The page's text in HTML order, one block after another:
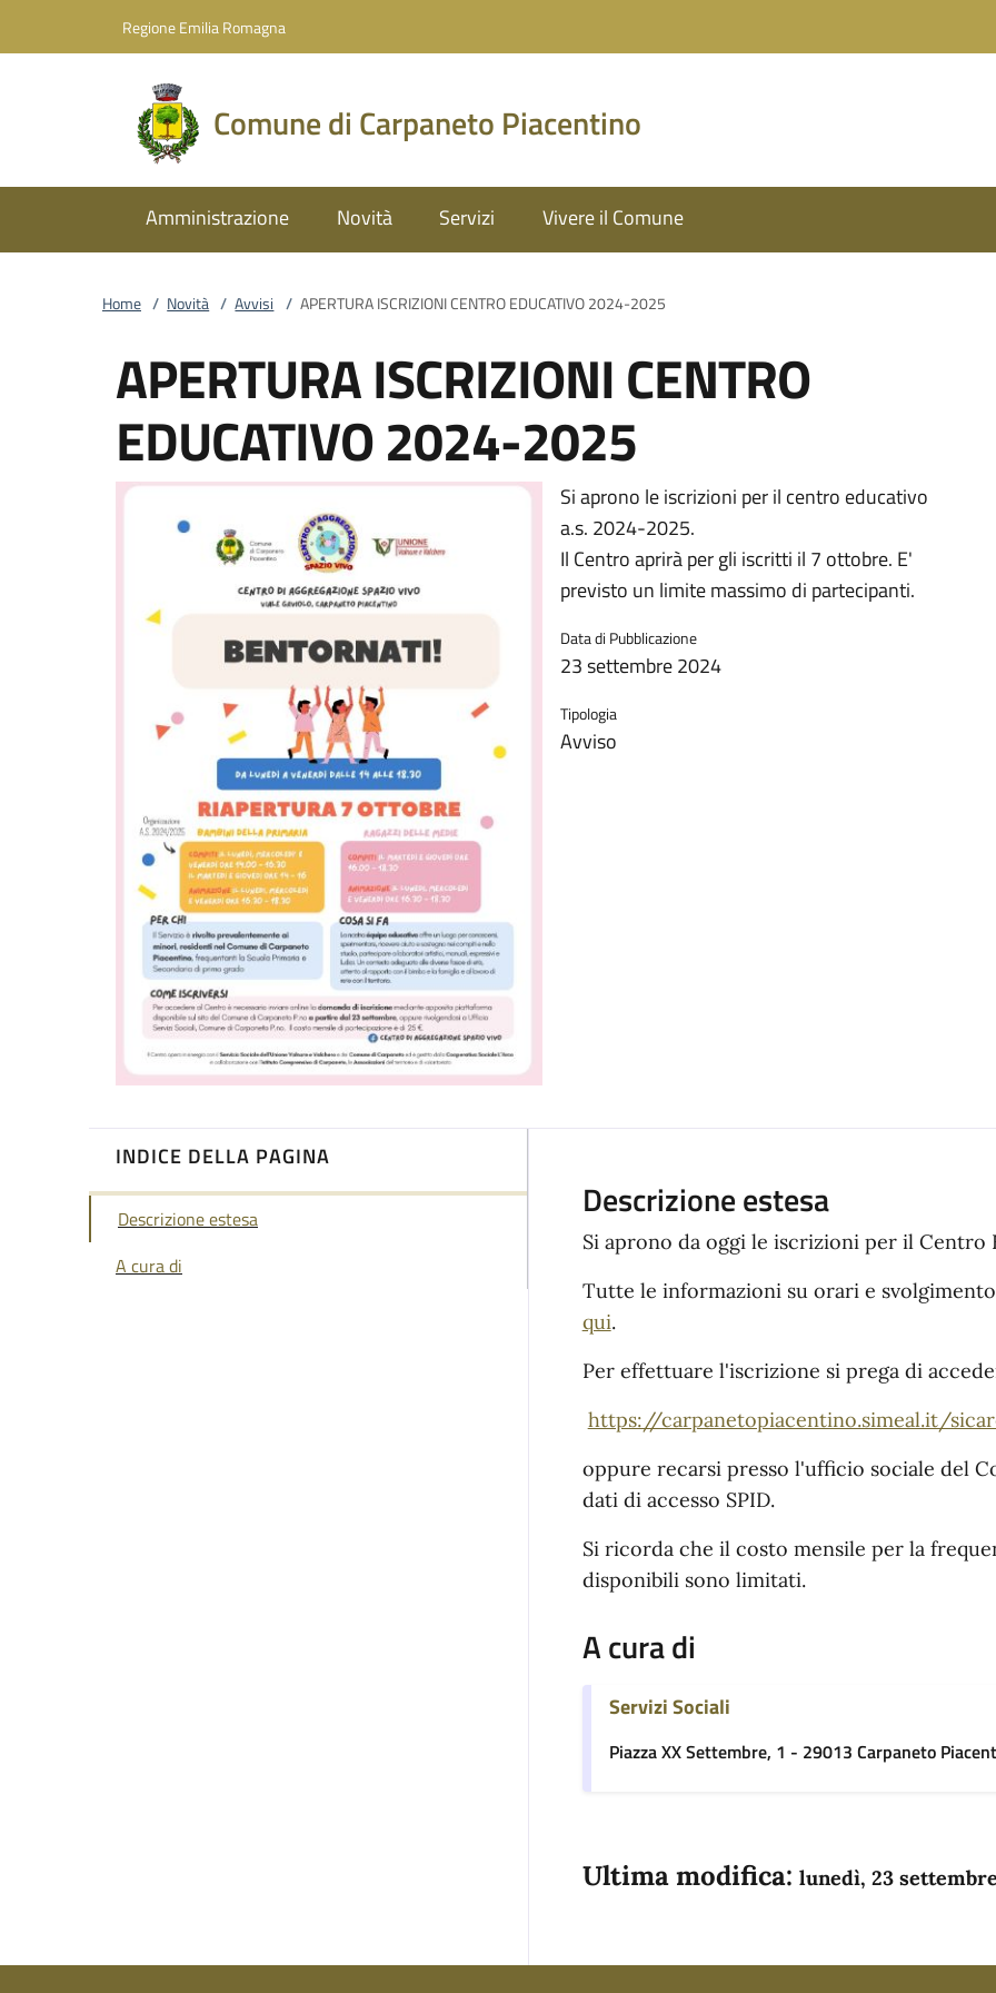
Regione Emilia Romagna
Comune di Carpaneto Piacentino
Amministrazione Novità Servizi Vivere il Comune
Home / Novità / Avvisi / APERTURA ISCRIZIONI CENTRO EDUCATIVO 2024-2025
APERTURA ISCRIZIONI CENTRO
EDUCATIVO 2024-2025
Si aprono le iscrizioni per il centro educativo
a.s. 2024-2025.
Il Centro aprirà per gli iscritti il 7 ottobre. E'
previsto un limite massimo di partecipanti.
Data di Pubblicazione
23 settembre 2024
Tipologia
Avviso
INDICE DELLA PAGINA
Descrizione estesa
A cura di
Descrizione estesa
Si aprono da oggi le iscrizioni per il Centro
Tutte le informazioni su orari e
qui.
Per effettuare l'iscrizione si prega di
https://carpanetopiacentino.simeal.it/
oppure recarsi presso l'ufficio sociale del
dati di accesso SPID.
Si ricorda che il costo mensile per la
disponibili sono limitati.
A cura di
Servizi Sociali
Piazza XX Settembre, 1 - 29013 Carpaneto
Ultima modifica: lunedì, 23